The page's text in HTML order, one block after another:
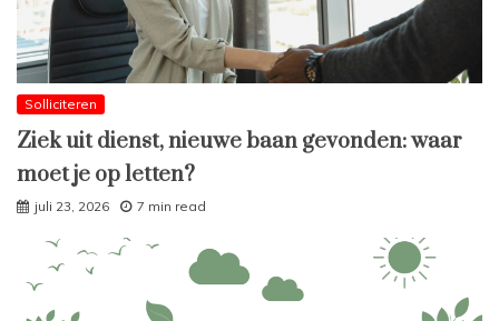
Solliciteren
Ziek uit dienst, nieuwe baan gevonden: waar
moet je op letten?
juli 23, 2026 7 min read